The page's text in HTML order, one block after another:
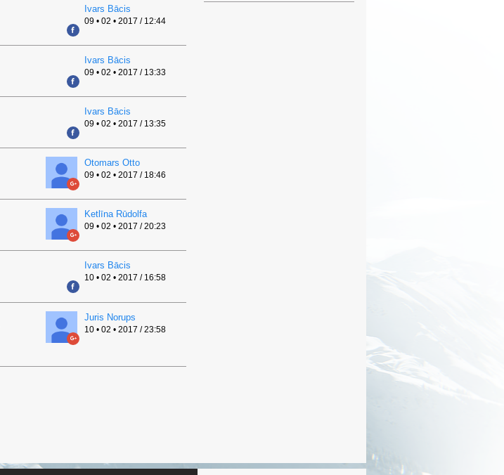
Ivars Bācis
09 • 02 • 2017 / 12:44
Ivars Bācis
09 • 02 • 2017 / 13:33
Ivars Bācis
09 • 02 • 2017 / 13:35
Otomars Otto
09 • 02 • 2017 / 18:46
Ketlīna Rūdolfa
09 • 02 • 2017 / 20:23
Ivars Bācis
10 • 02 • 2017 / 16:58
Juris Norups
10 • 02 • 2017 / 23:58